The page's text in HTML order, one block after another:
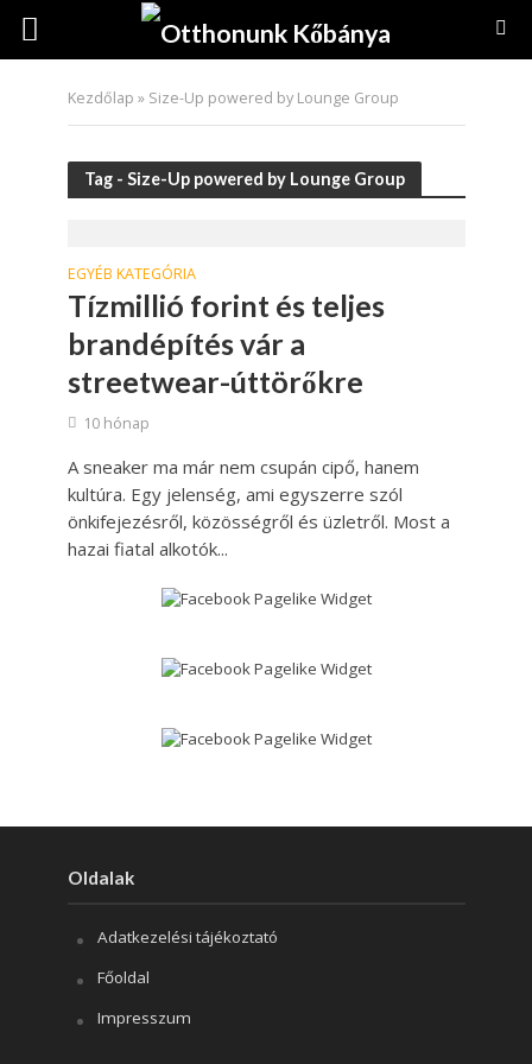
Kezdőlap » Size-Up powered by Lounge Group
Tag - Size-Up powered by Lounge Group
EGYÉB KATEGÓRIA
Tízmillió forint és teljes
brandépítés vár a
streetwear-úttörőkre
10 hónap
A sneaker ma már nem csupán cipő, hanem
kultúra. Egy jelenség, ami egyszerre szól
önkifejezésről, közösségről és üzletről. Most a
hazai fiatal alkotók...
Oldalak
Adatkezelési tájékoztató
Főoldal
Impresszum